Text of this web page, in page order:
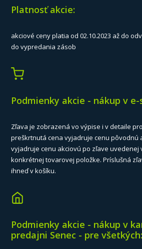
Platnosť akcie:
akciové ceny platia od 02.10.2023 až do
do vypredania zásob
Podmienky akcie - nákup v e-
Zľava je zobrazená vo výpise i v detaile
preškrtnutá cena vyjadruje cenu pôvodnú
vyjadruje cenu akciovú po zľave uvedenej
konkrétnej tovarovej položke. Príslušná
ihneď v košíku.
Podmienky akcie - nákup v
predajni Senec - pre všetkých: